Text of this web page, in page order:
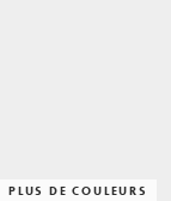
PLUS DE COULEURS